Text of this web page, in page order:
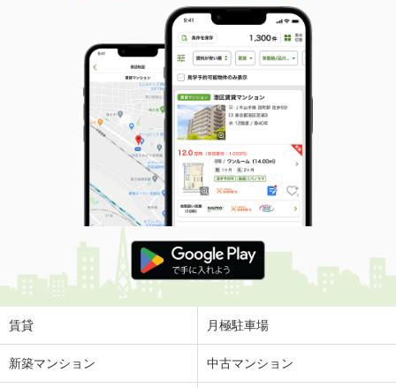
賃貸 月極駐車場
新築マンション 中古マンション